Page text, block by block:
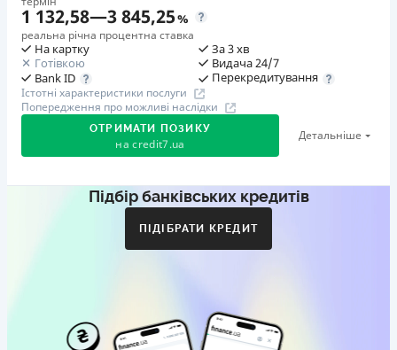
1 132,58—3 845,25%
реальна річна процентна ставка
На картку
Готівкою
Bank ID
За 3 хв
Видача 24/7
Перекредитування
Істотні характеристики послуги
Попередження про можливі наслідки
ОТРИМАТИ ПОЗИКУ
на credit7.ua
Детальніше
Акція: «Кешбек за друга»
Коли друг реєструється та отримує перший кредит
Бронзовий призер FinAwards 2026 «Найкраща програма
Підбір банківських кредитів
ПІДІБРАТИ КРЕДИТ